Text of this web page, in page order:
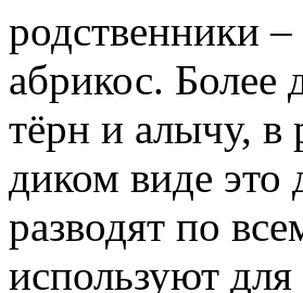
родственники
абрикос. Более
тёрн и алычу, в
диком виде это
разводят по
используют